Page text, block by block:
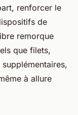
renforcer le
de
remorque
que filets,
à allure